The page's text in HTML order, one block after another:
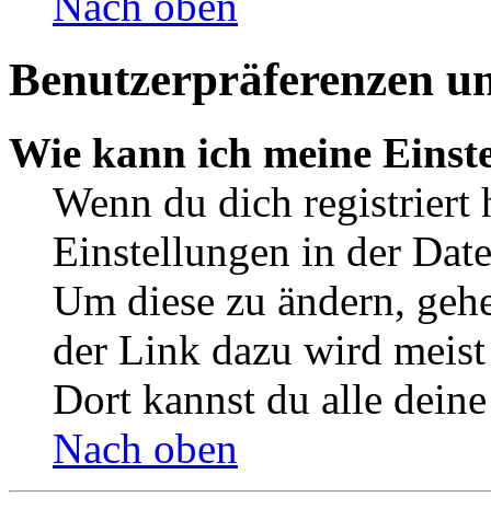
Benutzerpräferenzen
Wie kann ich meine
Wenn du dich registriert
Einstellungen in der
Um diese zu ändern,
der Link dazu wird
Dort kannst du alle
Nach oben